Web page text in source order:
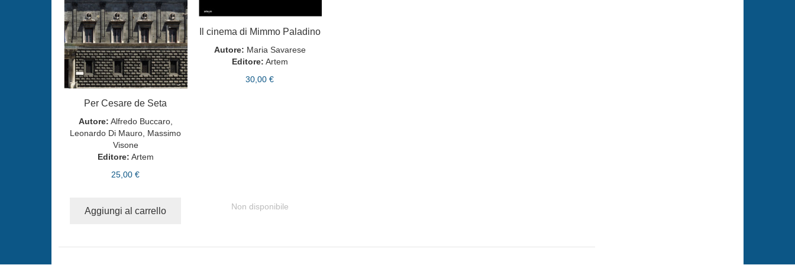
Per Cesare de Seta
Autore: Alfredo Buccaro,
Leonardo Di Mauro, Massimo
Visone
Editore: Artem
25,00 €
Aggiungi al carrello
Il cinema di Mimmo Paladino
Autore: Maria Savarese
Editore: Artem
30,00 €
Non disponibile